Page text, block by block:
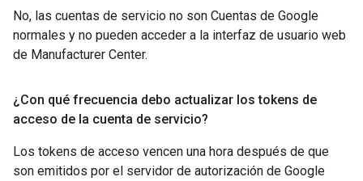
No, las cuentas de servicio no son Cuentas de Google
normales y no pueden acceder a la interfaz de usuario web
de Manufacturer Center.
¿Con qué frecuencia debo actualizar los tokens de
acceso de la cuenta de servicio?
Los tokens de acceso vencen una hora después de que
son emitidos por el servidor de autorización de Google